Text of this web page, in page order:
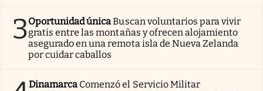
3Oportunidad únicaBuscan voluntarios para vivir
gratis entre las montañas y ofrecen alojamiento
asegurado en una remota isla de Nueva Zelanda
por cuidar caballos
Dinamarca Comenzó el Servicio Militar